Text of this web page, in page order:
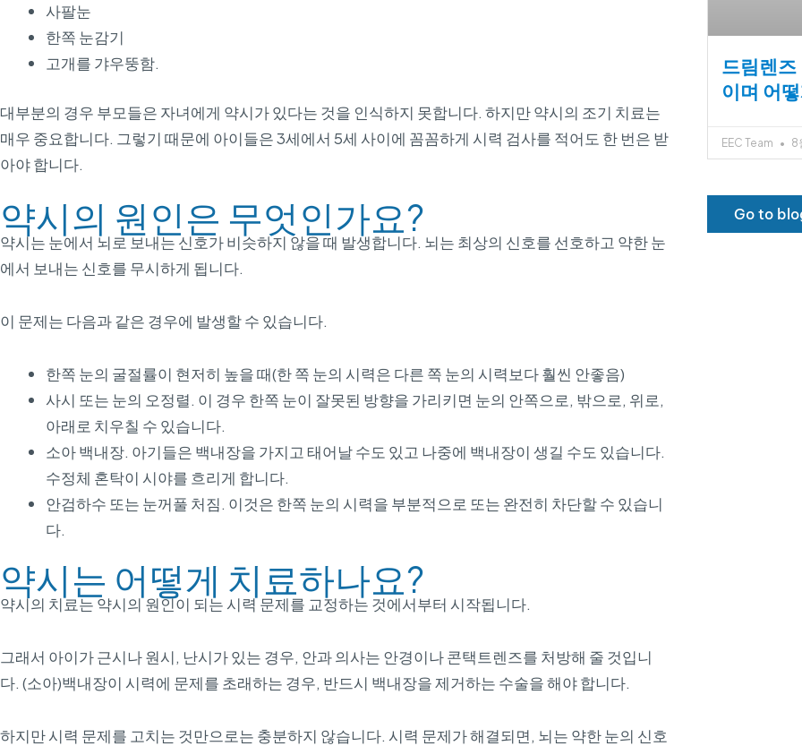
사팔눈
한쪽 눈감기
고개를 갸우뚱함.
대부분의 경우 부모들은 자녀에게 약시가 있다는 것을 인식하지 못합니다. 하지만 약시의 조기 치료는
매우 중요합니다. 그렇기 때문에 아이들은 3세에서 5세 사이에 꼼꼼하게 시력 검사를 적어도 한 번은 받
아야 합니다.
약시의 원인은 무엇인가요?
약시는 눈에서 뇌로 보내는 신호가 비슷하지 않을 때 발생합니다. 뇌는 최상의 신호를 선호하고 약한 눈
에서 보내는 신호를 무시하게 됩니다.
이 문제는 다음과 같은 경우에 발생할 수 있습니다.
한쪽 눈의 굴절률이 현저히 높을 때(한 쪽 눈의 시력은 다른 쪽 눈의 시력보다 훨씬 안좋음)
사시 또는 눈의 오정렬. 이 경우 한쪽 눈이 잘못된 방향을 가리키면 눈의 안쪽으로, 밖으로, 위로,
아래로 치우칠 수 있습니다.
소아 백내장. 아기들은 백내장을 가지고 태어날 수도 있고 나중에 백내장이 생길 수도 있습니다.
수정체 혼탁이 시야를 흐리게 합니다.
안검하수 또는 눈꺼풀 처짐. 이것은 한쪽 눈의 시력을 부분적으로 또는 완전히 차단할 수 있습니
다.
약시는 어떻게 치료하나요?
약시의 치료는 약시의 원인이 되는 시력 문제를 교정하는 것에서부터 시작됩니다.
그래서 아이가 근시나 원시, 난시가 있는 경우, 안과 의사는 안경이나 콘택트렌즈를 처방해 줄 것입니
다. (소아)백내장이 시력에 문제를 초래하는 경우, 반드시 백내장을 제거하는 수술을 해야 합니다.
하지만 시력 문제를 고치는 것만으로는 충분하지 않습니다. 시력 문제가 해결되면, 뇌는 약한 눈의 신호
드림렌즈
이며 어
EEC Team 8
Go to